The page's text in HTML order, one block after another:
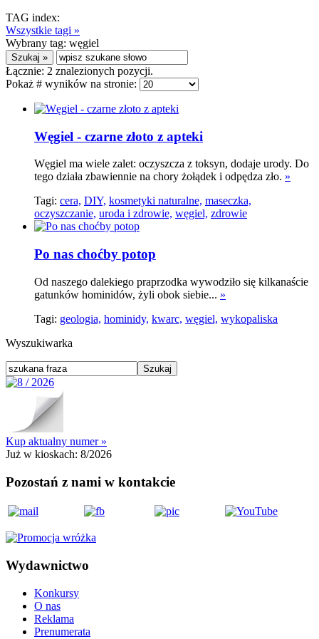
TAG index:
Wszystkie tagi »
Wybrany tag: węgiel
Łącznie: 2 znalezionych pozycji.
Pokaż # wyników na stronie:
Węgiel - czarne złoto z apteki
Węgiel ma wiele zalet: oczyszcza z toksyn, dodaje urody. Do
tego działa zbawiennie na chory żołądek i odpędza zło. »
Tagi: cera, DIY, kosmetyki naturalne, maseczka,
oczyszczanie, uroda i zdrowie, węgiel, zdrowie
Po nas choćby potop
Od naszego dalekiego praprzodka wywodziło się kilkanaście
gatunków hominidów, żyli obok siebie... »
Tagi: geologia, hominidy, kwarc, węgiel, wykopaliska
Wyszukiwarka
Kup aktualny numer »
Już w kioskach: 8/2026
Pozostań z nami w kontakcie
Wydawnictwo
Konkursy
O nas
Reklama
Prenumerata